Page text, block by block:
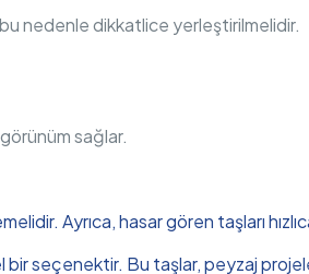
nedenle dikkatlice yerleştirilmelidir.
sağlar.
Ayrıca, hasar gören taşları
bir seçenektir. Bu taşlar, peyzaj